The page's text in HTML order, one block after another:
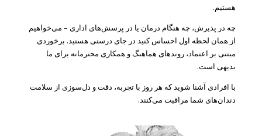
هستیم.
چه در پذیرش، چه هنگام درمان یا در پرسش‌های اداری – می‌خواهیم
از همان لحظه اول احساس کنید در جای درستی هستید. برخوردی
مبتنی بر اعتماد، روندهای هماهنگ و همکاری محترمانه برای ما
بدیهی است.
با افرادی آشنا شوید که هر روز با تجربه، دقت و دل‌سوزی از سلامت
دندان‌های شما مراقبت می‌کنند.